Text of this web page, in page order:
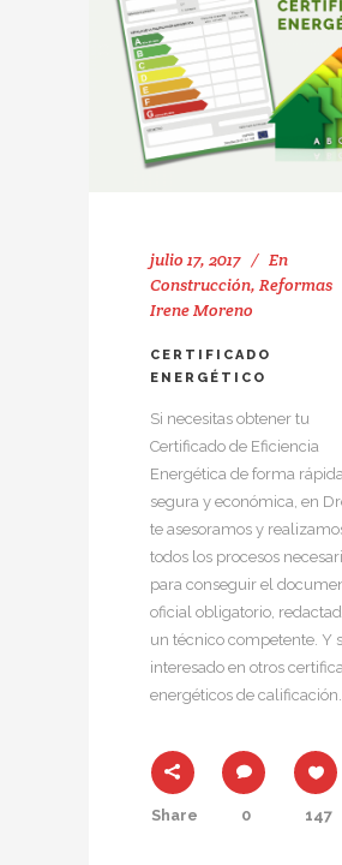
julio 17, 2017
En
Construcción, Reformas
Irene Moreno
CERTIFICADO
ENERGÉTICO
Si necesitas obtener tu
Certificado de Eficiencia
Energética de forma
segura y económica, en
te asesoramos y
todos los procesos
para conseguir el
oficial obligatorio,
un técnico competente. Y
interesado en otros
energéticos de
Share 0 147